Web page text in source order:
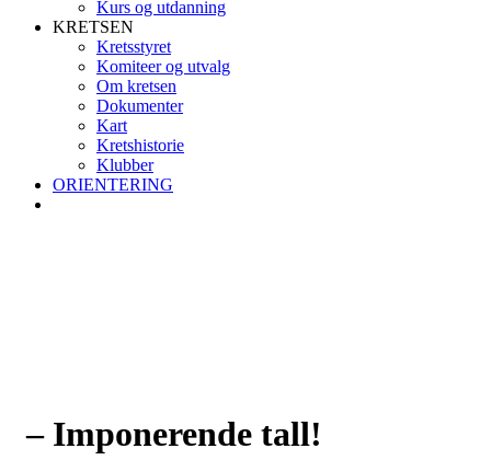
Kurs og utdanning
KRETSEN
Kretsstyret
Komiteer og utvalg
Om kretsen
Dokumenter
Kart
Kretshistorie
Klubber
ORIENTERING
– Imponerende tall!